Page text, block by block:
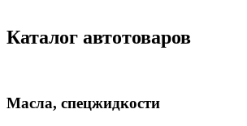
Каталог автотоваров
Масла, спецжидкости